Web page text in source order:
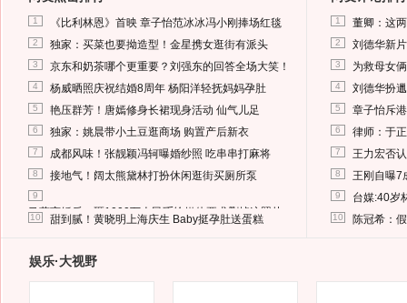
1 《比利林恩》首映 章子怡范冰冰冯小刚捧场红毯
2 独家：买菜也要拗造型！金星携女逛街有派头
3 京东和奶茶哪个更重要？刘强东的回答全场大笑！
4 杨威晒照庆祝结婚8周年 杨阳洋轻抚妈妈孕肚
5 艳压群芳！唐嫣修身长裙现身活动 仙气儿足
6 独家：姚晨带小土豆逛商场 购置产后新衣
7 成都风味！张靓颖冯轲曝婚纱照 吃串串打麻将
8 接地气！阔太熊黛林打扮休闲逛街买厕所泵
9
马蓉离婚后，砸1000万人民币给媒体要求删掉这照片
10 甜到腻！黄晓明上海庆生 Baby挺孕肚送蛋糕
1 董卿：这
2 刘德华新
3 为救母女
4 刘德华扮
5 章子怡斥
6 律师：于
7 王力宏否
8 王刚自曝7
9 台媒:40岁
10 陈冠希：
娱乐·大视野